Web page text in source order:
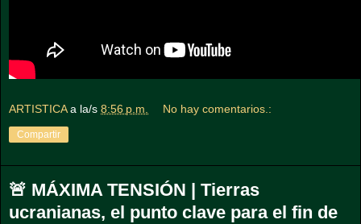
ARTISTICA a la/s 8:56 p.m. No hay comentarios.:
Compartir
🚨 MÁXIMA TENSIÓN | Tierras
ucranianas, el punto clave para el fin de